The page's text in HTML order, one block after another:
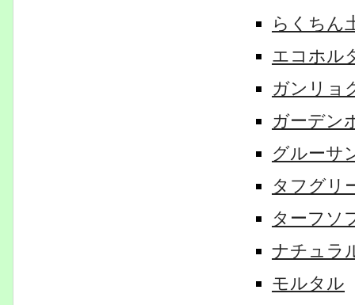
らくちん
エコホル
ガンリョ
ガーデン
グルーサ
タフグリ
ターフソ
ナチュラ
モルタル